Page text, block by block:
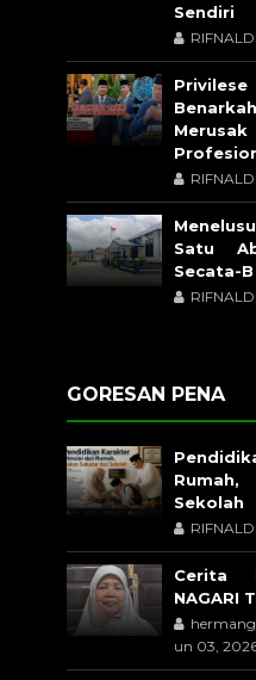
Sendiri
RIFNALDI
RIFNALDI
Satu
Secata-
RIFNALDI
GORESAN PENA
Sekolah
RIFNALDI
Cerita
NAGARI
un 03,